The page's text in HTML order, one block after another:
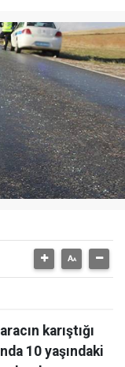
karıştığı
10 yaşındaki